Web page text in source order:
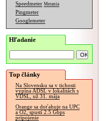
Speedmeter Merania
Pingmeter
Googlemeter
Hľadanie
Top články
Na Slovensku sa v tichosti
vypína ADSL v lokalitách s
VDSL, už 31. mája
Orange sa doťahuje na UPC
a O2, spustí 2.5 Gbps
pripojenie